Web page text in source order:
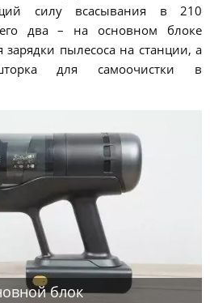
силу всасывания в 210
два – на основном блоке
пылесоса на станции, а
для самоочистки в
блок